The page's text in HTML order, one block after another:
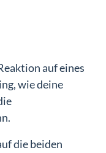
Passwort
auf eines
wie deine
die beiden